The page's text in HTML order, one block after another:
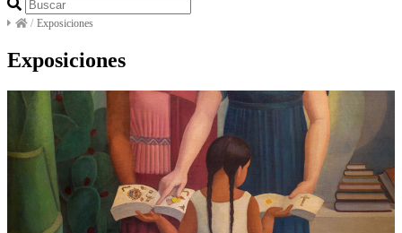
/ Exposiciones
Exposiciones